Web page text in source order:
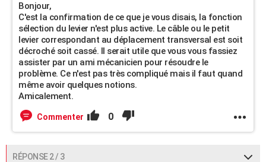
Bonjour,
C'est la confirmation de ce que je vous disais, la fonction
sélection du levier n'est plus active. Le câble ou le petit
levier correspondant au déplacement transversal est soit
décroché soit cassé. Il serait utile que vous vous fassiez
assister par un ami mécanicien pour résoudre le
problème. Ce n'est pas très compliqué mais il faut quand
même avoir quelques notions.
Amicalement.
Commenter 0
RÉPONSE 2 / 3